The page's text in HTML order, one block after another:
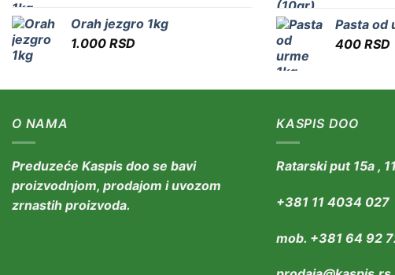
Orah jezgro 1kg
1.000 RSD
Pasta od
400 RSD
O NAMA
Preduzeće Kaspis doo se bavi
proizvodnjom, prodajom i uvozom
zrnastih proizvoda.
KASPIS DOO
Ratarski put 15a ,
+381 11 4034
mob. +381 64 92